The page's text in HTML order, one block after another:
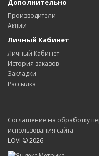
Дополнительно
Производители
Акции
Личный Кабинет
Личный Кабинет
История заказов
Закладки
Рассылка
Соглашение на обработку
использования сайта
LOVI © 2026